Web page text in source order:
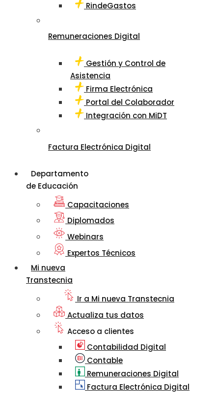
RindeGastos
Remuneraciones Digital
Gestión y Control de
Asistencia
Firma Electrónica
Portal del Colaborador
Integración con MiDT
Factura Electrónica Digital
Departamento
de Educación
Capacitaciones
Diplomados
Webinars
Expertos Técnicos
Mi nueva
Transtecnia
Ir a Mi nueva Transtecnia
Actualiza tus datos
Acceso a clientes
Contabilidad Digital
Contable
Remuneraciones Digital
Factura Electrónica Digital